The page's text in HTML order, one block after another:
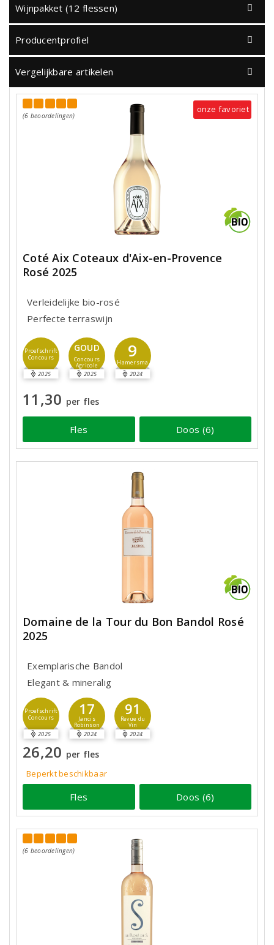
Wijnpakket (12 flessen)
Producentprofiel
Vergelijkbare artikelen
(6 beoordelingen)
onze favoriet
Coté Aix Coteaux d'Aix-en-Provence
Rosé 2025
Verleidelijke bio-rosé
Perfecte terraswijn
Proefschrift
Concours
2025
GOUD
Concours
Agricole
2025
9
Hamersma
2024
11,30 per fles
Fles Doos (6)
Domaine de la Tour du Bon Bandol Rosé
2025
Exemplarische Bandol
Elegant & mineralig
Proefschrift
Concours
2025
17
Jancis
Robinson
2024
91
Revue du
Vin
2024
26,20 per fles
Beperkt beschikbaar
Fles Doos (6)
(6 beoordelingen)